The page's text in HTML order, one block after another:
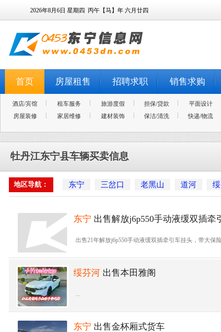
2026年8月6日 星期四 丙午【马】年 六月廿四
首页 房屋租售 招聘求职 销售求购
酒店/宾馆 租车服务 旅游度假 担保/贷款
平面设计
房屋装修
家居维修 建材装饰 保洁/清洗 快递/物流
牡丹江东宁县车辆买卖信息
地区导航： 东宁 三岔口 老黑山 道河
东宁 出售解放j6p550手动液缓双插牵
出售21年解放j6p550手动液缓双插牵引车挂头，带大保
绥芬河 出售本田雅阁
...
东宁 出售金杯厢式货车